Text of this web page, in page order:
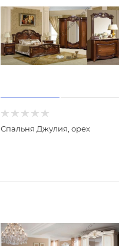
Спальня Джулия, орех